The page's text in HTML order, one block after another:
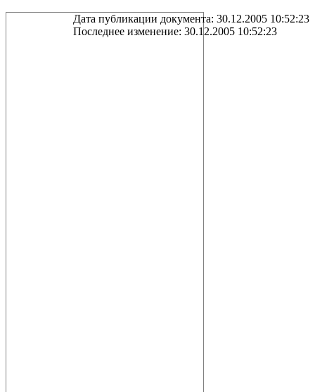
Дата публикации документа: 30.12.2005 10:52:23
Последнее изменение: 30.12.2005 10:52:23